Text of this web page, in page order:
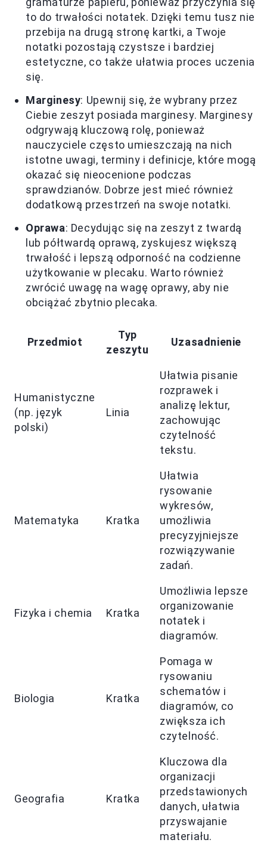
to do trwałości notatek. Dzięki temu tusz nie
przebija na drugą stronę kartki, a Twoje
notatki pozostają czystsze i bardziej
estetyczne, co także ułatwia proces uczenia
się.
Marginesy: Upewnij się, że wybrany przez
Ciebie zeszyt posiada marginesy. Marginesy
odgrywają kluczową rolę, ponieważ
nauczyciele często umieszczają na nich
istotne uwagi, terminy i definicje, które mogą
okazać się nieocenione podczas
sprawdzianów. Dobrze jest mieć również
dodatkową przestrzeń na swoje notatki.
Oprawa: Decydując się na zeszyt z twardą
lub półtwardą oprawą, zyskujesz większą
trwałość i lepszą odporność na codzienne
użytkowanie w plecaku. Warto również
zwrócić uwagę na wagę oprawy, aby nie
obciążać zbytnio plecaka.
Przedmiot
Typ
zeszytu
Uzasadnienie
Humanistyczne
(np. język
polski)
Linia
Ułatwia pisanie
rozprawek i
analizę lektur,
zachowując
czytelność
tekstu.
Matematyka Kratka
Ułatwia
rysowanie
wykresów,
umożliwia
precyzyjniejsze
rozwiązywanie
zadań.
Fizyka i chemia Kratka
Umożliwia lepsze
organizowanie
notatek i
diagramów.
Biologia Kratka
Pomaga w
rysowaniu
schematów i
diagramów, co
zwiększa ich
czytelność.
Geografia Kratka
Kluczowa dla
organizacji
przedstawionych
danych, ułatwia
przyswajanie
materiału.